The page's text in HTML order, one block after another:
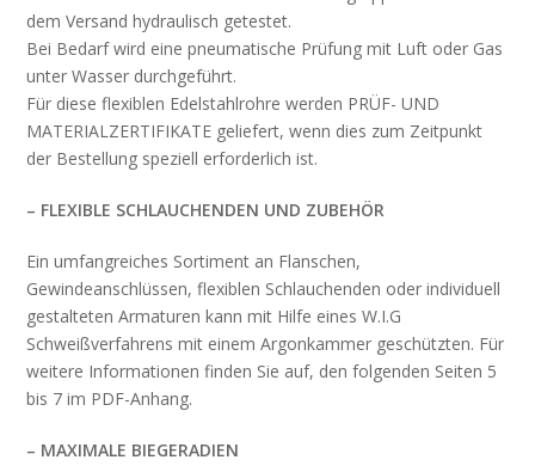
dem Versand hydraulisch getestet.
Bei Bedarf wird eine pneumatische Prüfung mit Luft oder Gas
unter Wasser durchgeführt.
Für diese flexiblen Edelstahlrohre werden PRÜF- UND
MATERIALZERTIFIKATE geliefert, wenn dies zum Zeitpunkt
der Bestellung speziell erforderlich ist.
– FLEXIBLE SCHLAUCHENDEN UND ZUBEHÖR
Ein umfangreiches Sortiment an Flanschen,
Gewindeanschlüssen, flexiblen Schlauchenden oder individuell
gestalteten Armaturen kann mit Hilfe eines W.I.G
Schweißverfahrens mit einem Argonkammer geschützten. Für
weitere Informationen finden Sie auf, den folgenden Seiten 5
bis 7 im PDF-Anhang.
– MAXIMALE BIEGERADIEN